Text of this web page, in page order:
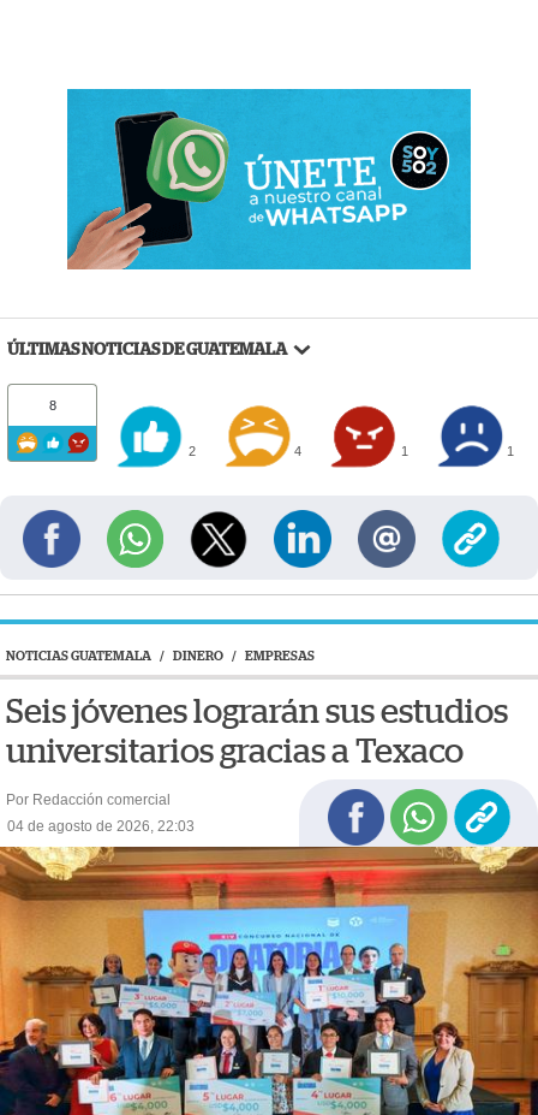
ÚLTIMAS NOTICIAS DE GUATEMALA
8
2 4 1 1
NOTICIAS GUATEMALA / DINERO / EMPRESAS
Seis jóvenes lograrán sus estudios
universitarios gracias a Texaco
Por Redacción comercial
04 de agosto de 2026, 22:03